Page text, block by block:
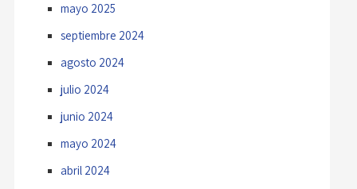
mayo 2025
septiembre 2024
agosto 2024
julio 2024
junio 2024
mayo 2024
abril 2024